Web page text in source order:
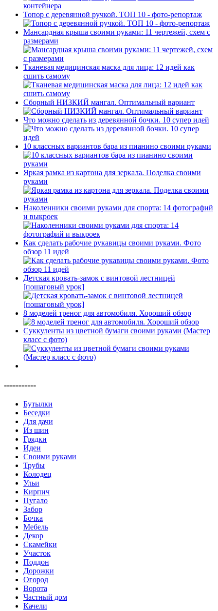
Топор с деревянной ручкой. ТОП 10 - фото-репортаж
Мансардная крыша своими руками: 11 чертежей, схем с
размерами
Тканевая медицинская маска для лица: 12 идей как
сшить самому
Сборный НИЗКИЙ мангал. Оптимальный вариант
Что можно сделать из деревянной бочки. 10 супер идей
10 классных вариантов бара из пианино своими руками
Яркая рамка из картона для зеркала. Поделка своими
руками
Наколенники своими руками для спорта: 14 фотографий
и выкроек
Как сделать рабочие рукавицы своими руками. Фото
обзор 11 идей
Детская кровать-замок с винтовой лестницей
[пошаговый урок]
8 моделей треног для автомобиля. Хороший обзор
Суккуленты из цветной бумаги своими руками (Мастер
класс с фото)
-----------
Бутылки
Беседки
Для дачи
Из шин
Грядки
Идеи
Своими руками
Трубы
Колодец
Ульи
Кирпич
Пугало
Забор
Бочка
Мебель
Декор
Скамейки
Участок
Поддон
Дорожки
Огород
Ворота
Частный дом
Качели